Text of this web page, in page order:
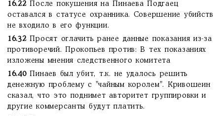
16.22После покушения на Пинаева Подгаец
оставался в статусе охранника. Совершение убийств
не входило в его функции.
16.32Просят оглачить ранее данные показания из-за
противоречий. Прокопьев против: В тех показаниях
изложены мнения следственного комитета
16.40Пинаев был убит, т.к. не удалось решить
денежную проблему с "чайным королем". Кривошеин
сказал, что это поднимет авторитет группировки и
другие коммерсанты будут платить.